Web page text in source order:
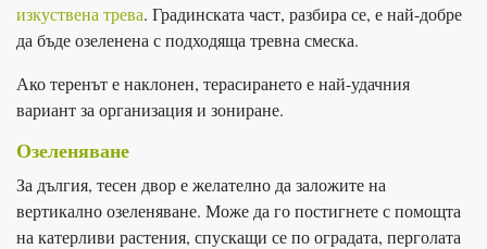
изкуствена трева. Градинската част, разбира се, е най-добре
да бъде озеленена с подходяща тревна смеска.
Ако теренът е наклонен, терасирането е най-удачния
вариант за организация и зониране.
Озеленяване
За дългия, тесен двор е желателно да заложите на
вертикално озеленяване. Може да го постигнете с помощта
на катерливи растения, спускащи се по оградата, перголата